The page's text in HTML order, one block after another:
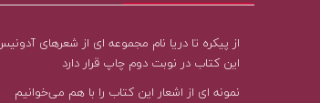
از پیکره تا دریا نام مجموعه ای از شعرهای
این کتاب در نوبت دوم چاپ قرار دارد
نمونه ای از اشعار این کتاب را با هم می‌خوانیم